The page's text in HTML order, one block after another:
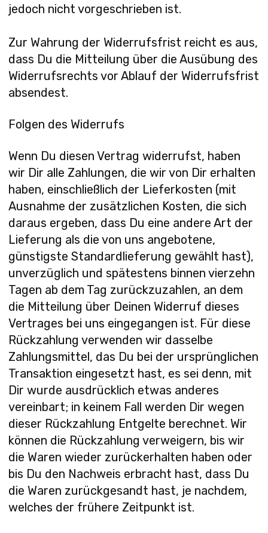
jedoch nicht vorgeschrieben ist.
Zur Wahrung der Widerrufsfrist reicht es aus,
dass Du die Mitteilung über die Ausübung des
Widerrufsrechts vor Ablauf der Widerrufsfrist
absendest.
Folgen des Widerrufs
Wenn Du diesen Vertrag widerrufst, haben
wir Dir alle Zahlungen, die wir von Dir erhalten
haben, einschließlich der Lieferkosten (mit
Ausnahme der zusätzlichen Kosten, die sich
daraus ergeben, dass Du eine andere Art der
Lieferung als die von uns angebotene,
günstigste Standardlieferung gewählt hast),
unverzüglich und spätestens binnen vierzehn
Tagen ab dem Tag zurückzuzahlen, an dem
die Mitteilung über Deinen Widerruf dieses
Vertrages bei uns eingegangen ist. Für diese
Rückzahlung verwenden wir dasselbe
Zahlungsmittel, das Du bei der ursprünglichen
Transaktion eingesetzt hast, es sei denn, mit
Dir wurde ausdrücklich etwas anderes
vereinbart; in keinem Fall werden Dir wegen
dieser Rückzahlung Entgelte berechnet. Wir
können die Rückzahlung verweigern, bis wir
die Waren wieder zurückerhalten haben oder
bis Du den Nachweis erbracht hast, dass Du
die Waren zurückgesandt hast, je nachdem,
welches der frühere Zeitpunkt ist.